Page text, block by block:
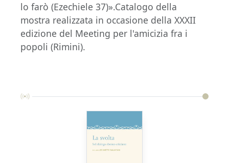
lo farò (Ezechiele 37)».Catalogo della
mostra realizzata in occasione della XXXII
edizione del Meeting per l'amicizia fra i
popoli (Rimini).